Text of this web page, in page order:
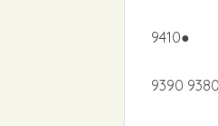
9410●
9390 9380